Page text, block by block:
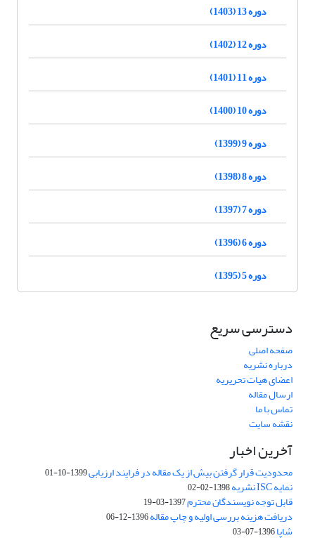
دوره 13 (1403)
دوره 12 (1402)
دوره 11 (1401)
دوره 10 (1400)
دوره 9 (1399)
دوره 8 (1398)
دوره 7 (1397)
دوره 6 (1396)
دوره 5 (1395)
دسترسی سریع
صفحه اصلی
درباره نشریه
اعضای هیات تحریریه
ارسال مقاله
تماس با ما
نقشه سایت
آخرین اخبار
محدودیت قرار گرفتن بیش از یک مقاله در فرایند ارزیابی1399-10-01
نمایه ISC نشریه 1398-02-02
قابل توجه نویسندگان محترم1397-03-19
دریافت هزینه بررسی اولیه و چاپ مقاله1396-12-06
شاپا1396-07-03